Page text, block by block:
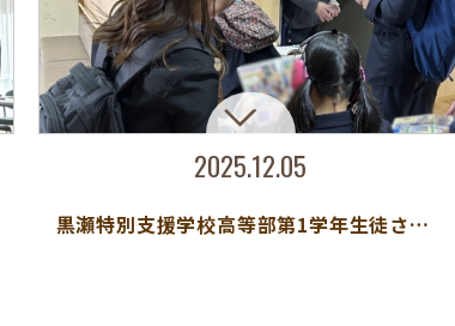
2025.12.05
黒瀬特別支援学校高等部第1学年生徒さんが見学に来られました